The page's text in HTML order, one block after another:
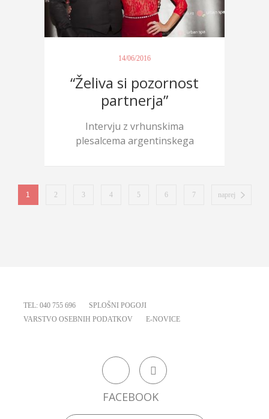
14/06/2016
“Želiva si pozornost
partnerja”
Intervju z vrhunskima
plesalcema argentinskega
1 2 3 4 5 6 7 naprej
FACEBOOK
TEL: 040 755 696
SPLOŠNI POGOJI
VARSTVO OSEBNIH PODATKOV
E-NOVICE